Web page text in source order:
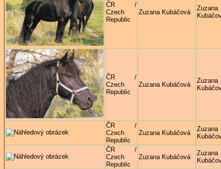
ČR /
Czech
Republic
Zuzana Kubáčová
Zuzana
ČR /
Czech
Republic
Zuzana Kubáčová
Zuzana
ČR /
Czech
Republic
Zuzana Kubáčová
Zuzana
ČR /
Czech
Republic
Zuzana Kubáčová
Zuzana